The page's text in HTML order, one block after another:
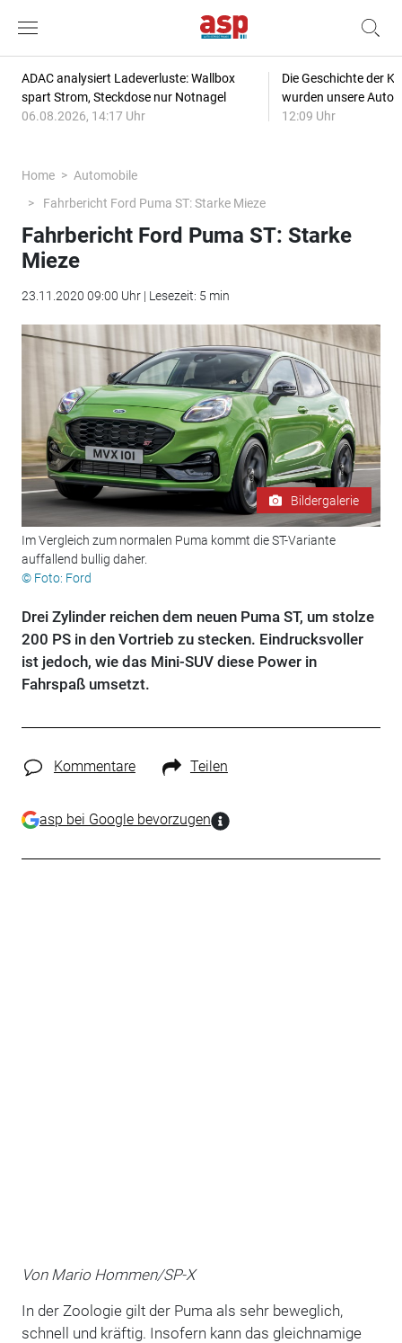
ADAC analysiert Ladeverluste: Wallbox
spart Strom, Steckdose nur Notnagel
06.08.2026, 14:17 Uhr
Die Geschichte der
wurden unsere
12:09 Uhr
Home
Automobile
Fahrbericht Ford Puma ST: Starke Mieze
Fahrbericht Ford Puma ST: Starke
Mieze
23.11.2020 09:00 Uhr | Lesezeit: 5 min
Bildergalerie
Im Vergleich zum normalen Puma kommt die ST-Variante
auffallend bullig daher.
© Foto: Ford
Drei Zylinder reichen dem neuen Puma ST, um stolze
200 PS in den Vortrieb zu stecken. Eindrucksvoller
ist jedoch, wie das Mini-SUV diese Power in
Fahrspaß umsetzt.
Kommentare Teilen
asp bei Google bevorzugen
Von Mario Hommen/SP-X
In der Zoologie gilt der Puma als sehr beweglich,
schnell und kräftig. Insofern kann das gleichnamige